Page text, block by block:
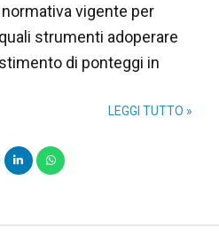
vigente per
strumenti adoperare
di ponteggi in
LEGGI TUTTO »